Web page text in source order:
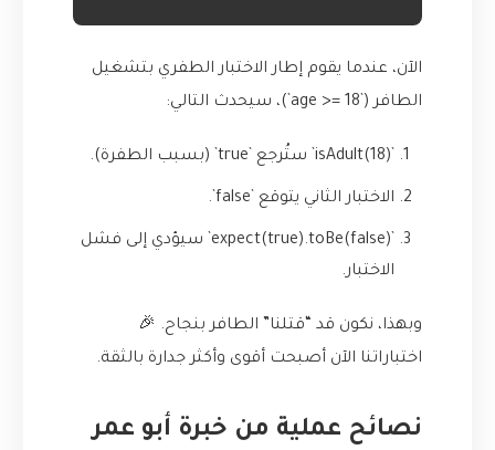
الآن، عندما يقوم إطار الاختبار الطفري بتشغيل
الطافر (`age >= 18`)، سيحدث التالي:
الاختبار الثاني يتوقع `false`.
`expect(true).toBe(false)` سيؤدي إلى فشل
الاختبار.
وبهذا، نكون قد “قتلنا” الطافر بنجاح. 🎉
اختباراتنا الآن أصبحت أقوى وأكثر جدارة بالثقة.
نصائح عملية من خبرة أبو عمر